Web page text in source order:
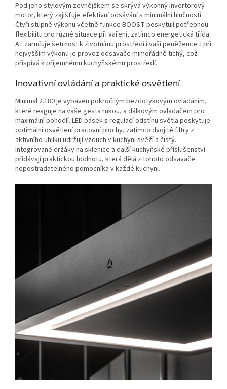
Pod jeho stylovým zevnějškem se skrývá výkonný invertorový
motor, který zajišťuje efektivní odsávání s minimální hlučností.
Čtyři stupně výkonu včetně funkce BOOST poskytují potřebnou
flexibilitu pro různé situace při vaření, zatímco energetická třída
A+ zaručuje šetrnost k životnímu prostředí i vaší peněžence. I při
nejvyšším výkonu je provoz odsavače mimořádně tichý, což
přispívá k příjemnému kuchyňskému prostředí.
Inovativní ovládání a praktické osvětlení
Minimal 2.180 je vybaven pokročilým bezdotykovým ovládáním,
které reaguje na vaše gesta rukou, a dálkovým ovladačem pro
maximální pohodlí. LED pásek s regulací odstínu světla poskytuje
optimální osvětlení pracovní plochy, zatímco dvojité filtry z
aktivního uhlíku udržují vzduch v kuchyni svěží a čistý.
Integrované držáky na sklenice a další kuchyňské příslušenství
přidávají praktickou hodnotu, která dělá z tohoto odsavače
nepostradatelného pomocníka v každé kuchyni.